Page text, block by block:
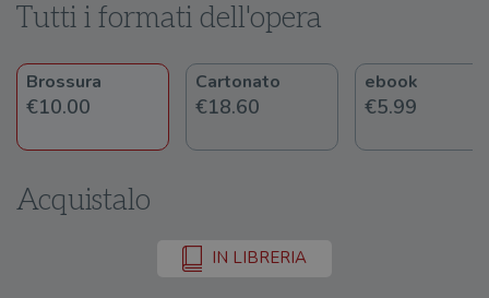
Tutti i formati dell'opera
Brossura
€10.00
Cartonato
€18.60
ebook
€5.99
Acquistalo
IN LIBRERIA